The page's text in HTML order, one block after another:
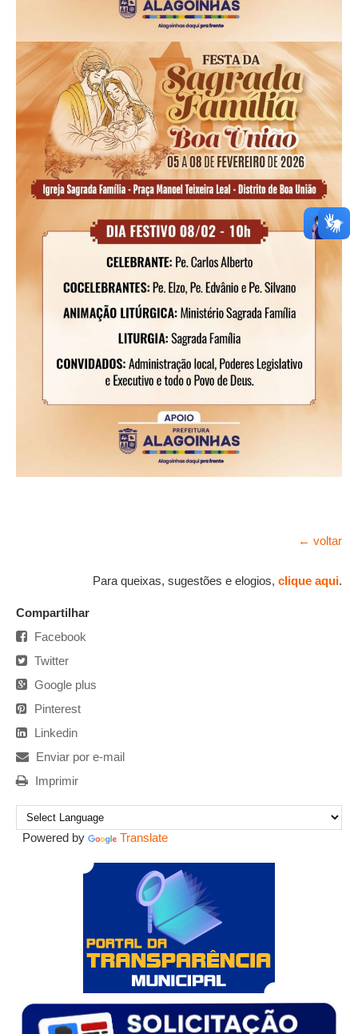
← voltar
Para queixas, sugestões e elogios, clique aqui.
Compartilhar
Facebook
Twitter
Google plus
Pinterest
Linkedin
Enviar por e-mail
Imprimir
Powered by Translate